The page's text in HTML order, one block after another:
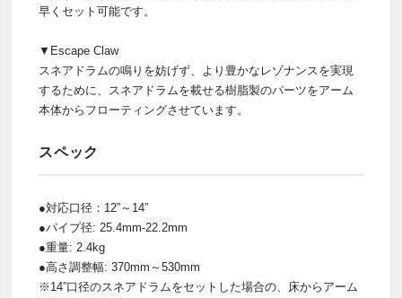
早くセット可能です。
▼Escape Claw
スネアドラムの鳴りを妨げず、より豊かなレゾナンスを実現
するために、スネアドラムを載せる樹脂製のパーツをアーム
本体からフローティングさせています。
スペック
●対応口径：12”～14”
●パイプ径: 25.4mm-22.2mm
●重量: 2.4kg
●高さ調整幅: 370mm～530mm
※14”口径のスネアドラムをセットした場合の、床からアーム